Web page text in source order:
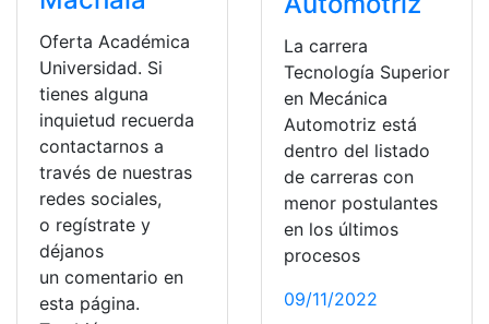
Oferta Académica
Universidad. Si
tienes alguna
inquietud recuerda
contactarnos a
través de nuestras
redes sociales,
o regístrate y
déjanos
un comentario en
esta página.
La carrera
Tecnología Superior
en Mecánica
Automotriz está
dentro del listado
de carreras con
menor postulantes
en los últimos
procesos
09/11/2022